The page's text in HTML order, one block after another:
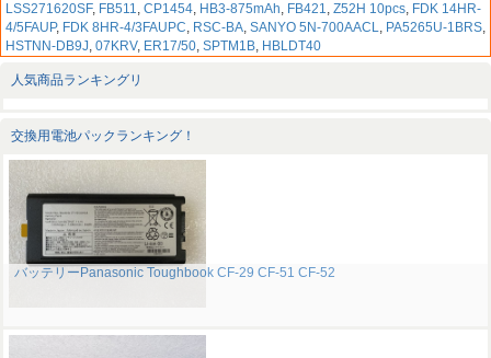
LSS271620SF, FB511, CP1454, HB3-875mAh, FB421, Z52H 10pcs, FDK 14HR-
4/5FAUP, FDK 8HR-4/3FAUPC, RSC-BA, SANYO 5N-700AACL, PA5265U-1BRS,
HSTNN-DB9J, 07KRV, ER17/50, SPTM1B, HBLDT40
人気商品ランキングリ
交換用電池パックランキング！
バッテリーPanasonic Toughbook CF-29 CF-51 CF-52